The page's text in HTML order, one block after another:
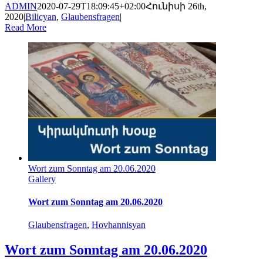
ADMIN2020-07-29T18:09:45+02:00Հունիսի 26th,
2020|Bilicyan, Glaubensfragen|
Read More
Wort zum Sonntag am 20.06.2020
Gallery
Wort zum Sonntag am 20.06.2020
Glaubensfragen, Hovhannisyan
Wort zum Sonntag am 20.06.2020